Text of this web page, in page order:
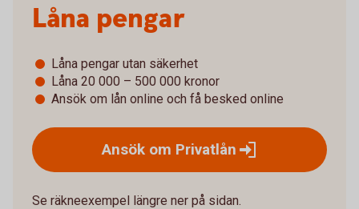
Låna pengar
Låna pengar utan säkerhet
Låna 20 000 – 500 000 kronor
Ansök om lån online och få besked online
Ansök om Privatlån
Se räkneexempel längre ner på sidan.